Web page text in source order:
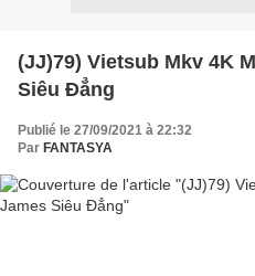
(JJ)79) Vietsub Mkv 4K
Siêu Đẳng
Publié le 27/09/2021 à 22:32
Par FANTASYA